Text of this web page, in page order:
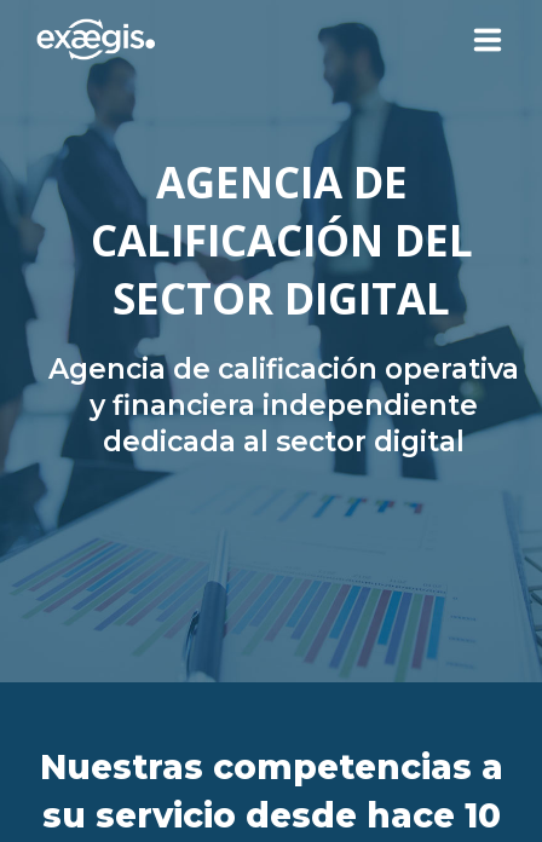
¿QUIÉNES SOMOS?
NUESTRAS OFERTAS
CONTACTO
SU ESPACIO
ES FR IT
Agencia de calificación operativa
y financiera independiente
dedicada al sector digital
AGENCIA DE
CALIFICACIÓN DEL
SECTOR DIGITAL
Nuestras competencias a
su servicio desde hace 10